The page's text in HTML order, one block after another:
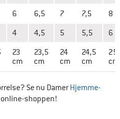
6 6,5 7 7,5 8
4 4,5 5 5,5 6
23
cm
23,5
cm
24
cm
24,5
cm
25
cm
Se nu Damer Hjemme-
online-shoppen!